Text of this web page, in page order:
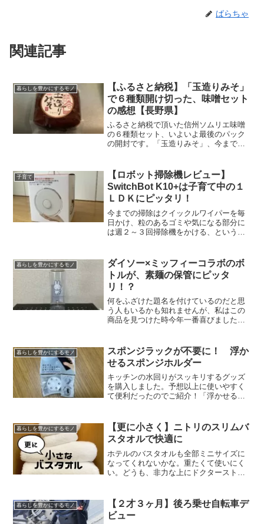
ばらちゃ
関連記事
暮らしを豊かにするモノ
【ふるさと納税】「玉造りみそ」
で６種類開け切った、味噌セット
の感想【長野県】
ふるさと納税で頂いた信州ソムリエ味噌
の６種類セット、いよいよ最後のパック
の開封です。「玉造りみそ」、今までの
同じ場所からの頂き物とは思えない見た
目です。それを溶かした味...
子育て
【ロボット掃除機レビュー】
SwitchBot K10+は子育て中の１
ＬＤＫにピッタリ！
今までの掃除はクイックルワイパーを毎
日かけ、粒のあるゴミや気になる部分に
は週２～３回掃除機をかける、という頻
が、主人は食洗器の時と同じように自動
化を提案していました。食...
暮らしを豊かにするモノ
ダイソー×ミッフィーコラボのボ
トルが、素麺の保管にピッタ
リ！？
何をふざけた題名を付けているのだと思
う人もいるかも知れませんが、私はこの
商品を見つけた時今年一番喜びました。
て、そもそも開けるのが大変。余白がな
いから、口を輪ゴムで留め...
暮らしを豊かにするモノ
スポンジラックが不要に！ 浮か
せるスポンジホルダー
キッチンの水回りがスッキリするグッズ
を購入しました。予想以上に使いやすく
て便利だったのでご紹介！「浮かせるス
前が長い。（笑）こちらが元々のシン
ク。左上が皿洗い...
暮らしを豊かにするモノ
【更に小さく】ニトリのスリムバ
スタオルで快適に
ホテルのバスタオルも全部ミニサイズに
なってくれないかな。重たくて使いにく
い。どうも、非力な上にドクターストッ
なので当然守れず、１４kgの息子を運ぶ
日々が続いています。本...
暮らしを豊かにするモノ
【２才３ヶ月】後ろ乗せ自転車デ
ビュー